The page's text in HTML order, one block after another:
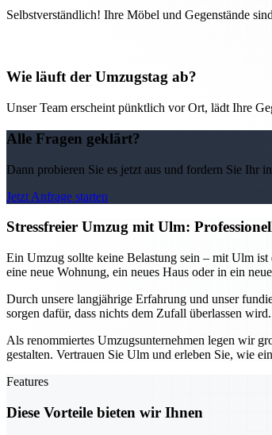
Selbstverständlich! Ihre Möbel und Gegenstände
Wie läuft der Umzugstag ab?
Unser Team erscheint pünktlich vor Ort, lädt Ihre
Alle Fragen geklärt?
Dann probieren Sie es jetzt aus und fordern Sie Ihr
Jetzt Anfrage starten
Stressfreier Umzug mit Ulm:
Ein Umzug sollte keine Belastung sein – mit Ulm
eine neue Wohnung, ein neues Haus oder in ein
Durch unsere langjährige Erfahrung und unser
sorgen dafür, dass nichts dem Zufall überlassen
Als renommiertes Umzugsunternehmen legen wir
gestalten. Vertrauen Sie Ulm und erleben Sie, wie
Features
Diese Vorteile bieten wir Ihnen